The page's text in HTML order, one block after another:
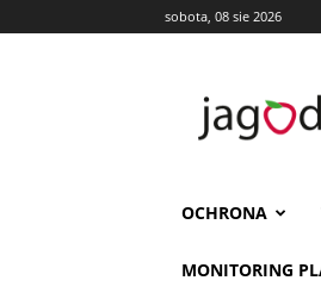
sobota, 08 sie 2026
OCHRONA
MONITORING